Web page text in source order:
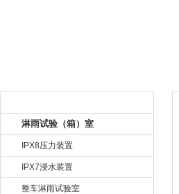
淋雨试验（箱）室
IPX8压力装置
IPX7浸水装置
整车淋雨试验室